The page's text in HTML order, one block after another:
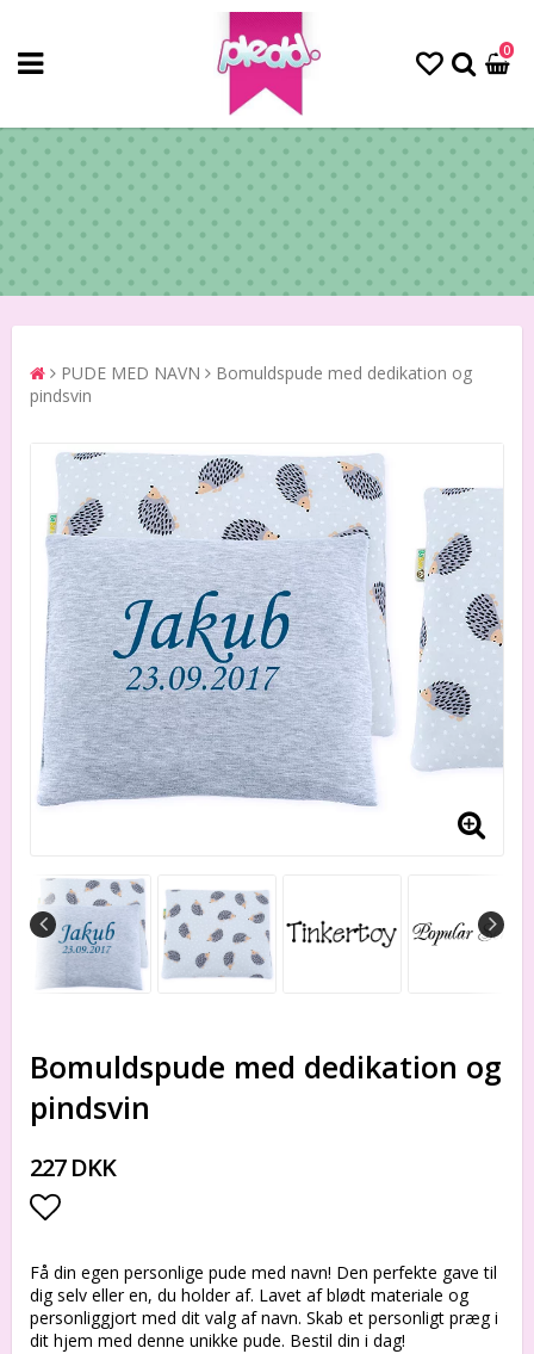
0
PUDE MED NAVN
Bomuldspude med dedikation og
pindsvin
Bomuldspude med dedikation og
pindsvin
227 DKK
Add to list of favorites
Få din egen personlige pude med navn! Den perfekte gave til
dig selv eller en, du holder af. Lavet af blødt materiale og
personliggjort med dit valg af navn. Skab et personligt præg i
dit hjem med denne unikke pude. Bestil din i dag!